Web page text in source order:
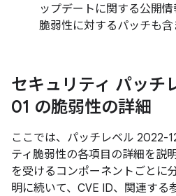
ップデートに関する公開
脆弱性に対するパッチも含
セキュリティ パッチ
01 の脆弱性の詳細
ここでは、パッチレベル 2022-
ティ脆弱性の各項目の詳細を説
を受けるコンポーネントごとに
明に続いて、CVE ID、関連する